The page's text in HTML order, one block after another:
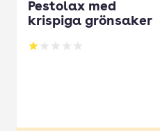
Pestolax med
krispiga grönsaker
Betyg: 1 av 5